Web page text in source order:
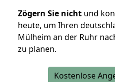
Zögern Sie nicht und
heute, um Ihren
Mülheim an der Ruhr
zu planen.
Kostenlose